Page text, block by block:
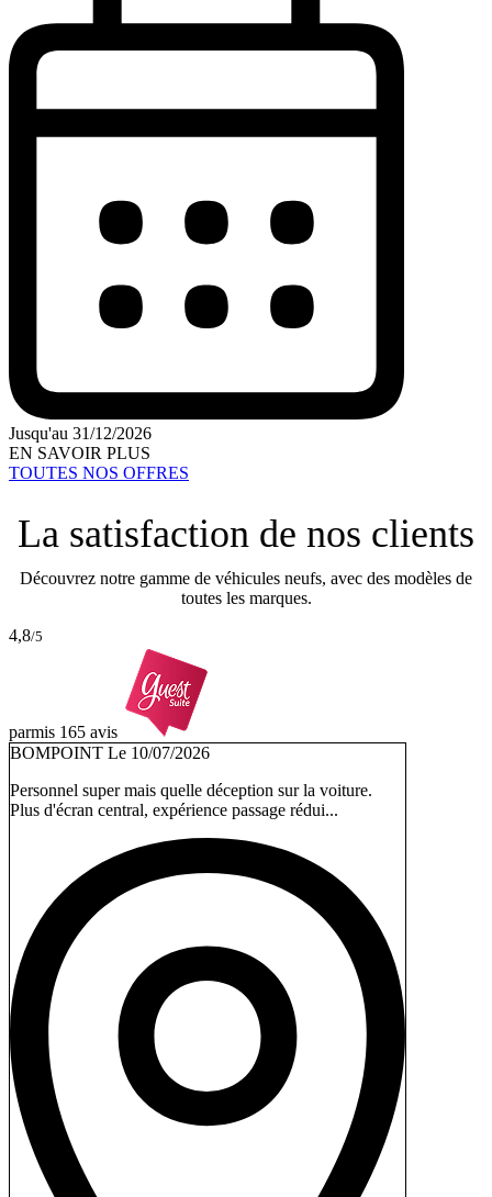
Jusqu'au 31/12/2026
EN SAVOIR PLUS
TOUTES NOS OFFRES
La satisfaction de nos clients
Découvrez notre gamme de véhicules neufs, avec des modèles de
toutes les marques.
4,8/5
parmis 165 avis
BOMPOINT Le 10/07/2026
Personnel super mais quelle déception sur la voiture.
Plus d'écran central, expérience passage rédui...